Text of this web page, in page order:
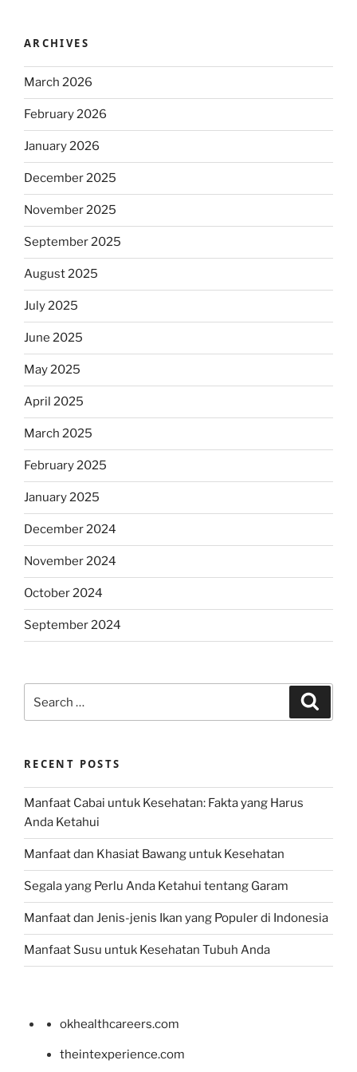
ARCHIVES
March 2026
February 2026
January 2026
December 2025
November 2025
September 2025
August 2025
July 2025
June 2025
May 2025
April 2025
March 2025
February 2025
January 2025
December 2024
November 2024
October 2024
September 2024
for:
RECENT POSTS
Manfaat Cabai untuk Kesehatan: Fakta yang Harus
Anda Ketahui
Manfaat dan Khasiat Bawang untuk Kesehatan
Segala yang Perlu Anda Ketahui tentang Garam
Manfaat dan Jenis-jenis Ikan yang Populer di Indonesia
Manfaat Susu untuk Kesehatan Tubuh Anda
okhealthcareers.com
theintexperience.com